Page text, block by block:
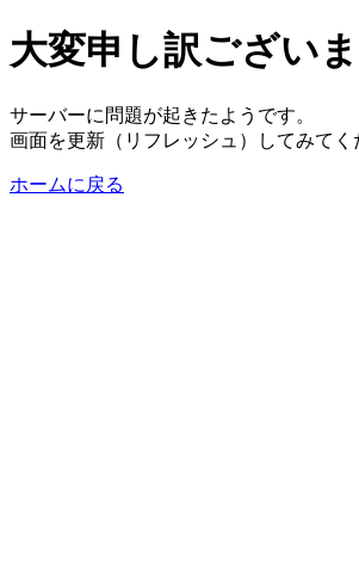
大変申し訳ござい
サーバーに問題が起きたようです。
画面を更新（リフレッシュ）してみて
ホームに戻る